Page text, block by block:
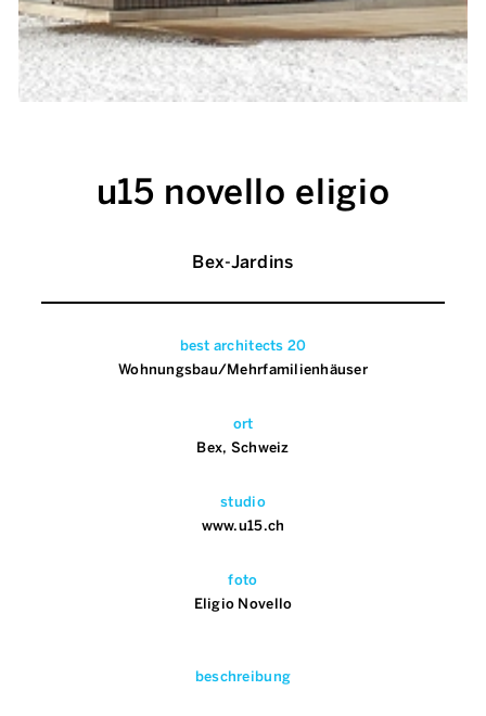
u15 novello eligio
Bex-Jardins
best architects 20
Wohnungsbau/Mehrfamilienhäuser
ort
Bex, Schweiz
studio
www.u15.ch
foto
Eligio Novello
beschreibung